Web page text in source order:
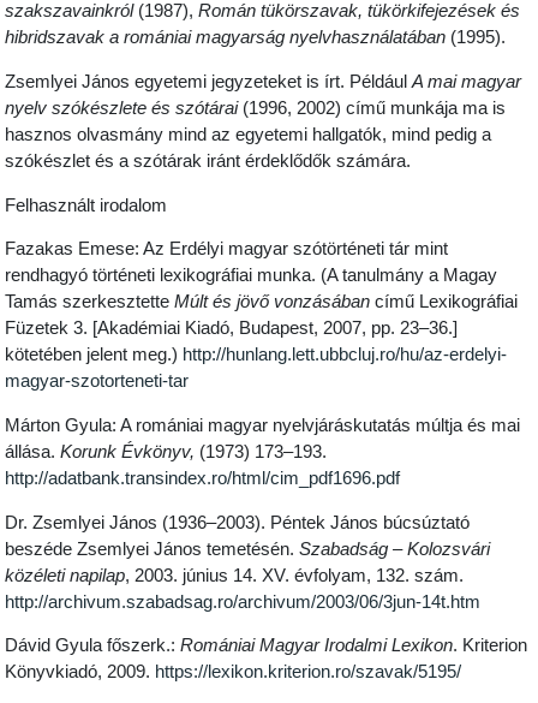
szakszavainkról(1987),Román tükörszavak, tükörkifejezések és
hibridszavak a romániai magyarság nyelvhasználatában (1995).
Zsemlyei János egyetemi jegyzeteket is írt. PéldáulA mai magyar
nyelv szókészlete és szótárai(1996, 2002) című munkája ma is
hasznos olvasmány mind az egyetemi hallgatók, mind pedig a
szókészlet és a szótárak iránt érdeklődők számára.
Felhasznált irodalom
Fazakas Emese: Az Erdélyi magyar szótörténeti tár mint
rendhagyó történeti lexikográfiai munka. (A tanulmány a Magay
Tamás szerkesztetteMúlt és jövő vonzásában című Lexikográfiai
Füzetek 3. [Akadémiai Kiadó, Budapest, 2007, pp. 23–36.]
kötetében jelent meg.) http://hunlang.lett.ubbcluj.ro/hu/az-erdelyi-
magyar-szotorteneti-tar
Márton Gyula: A romániai magyar nyelvjáráskutatás múltja és mai
állása.Korunk Évkönyv, (1973) 173–193.
http://adatbank.transindex.ro/html/cim_pdf1696.pdf
Dr. Zsemlyei János (1936–2003). Péntek János búcsúztató
beszéde Zsemlyei János temetésén.Szabadság – Kolozsvári
közéleti napilap, 2003. június 14. XV. évfolyam, 132. szám.
http://archivum.szabadsag.ro/archivum/2003/06/3jun-14t.htm
Dávid Gyula főszerk.:Romániai Magyar Irodalmi Lexikon. Kriterion
Könyvkiadó, 2009. https://lexikon.kriterion.ro/szavak/5195/